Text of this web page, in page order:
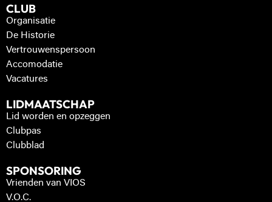
CLUB
Organisatie
De Historie
Vertrouwenspersoon
Accomodatie
Vacatures
LIDMAATSCHAP
Lid worden en opzeggen
Clubpas
Clubblad
SPONSORING
Vrienden van VIOS
V.O.C.